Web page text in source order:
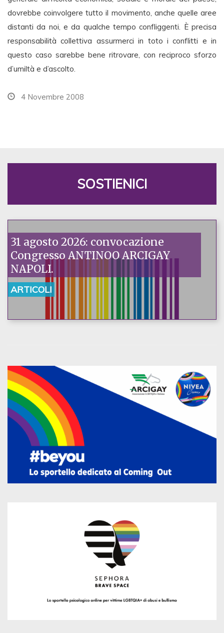
dovrebbe coinvolgere tutto il movimento, anche quelle aree
distanti da noi, e da qualche tempo confliggenti. È precisa
responsabilità collettiva assurmerci in toto i conflitti e in
questo caso sarebbe bene ritrovare, con reciproco sforzo
d’umiltà e d’ascolto.
4 Novembre 2008
SOSTIENICI
31 agosto 2026: convocazione
Congresso ANTINOO ARCIGAY
NAPOLI.
ARTICOLI